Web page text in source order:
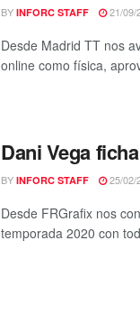
BY INFORC STAFF 21/09/
Desde Madrid TT nos
online como física,
Dani Vega
BY INFORC STAFF 25/02/
Desde FRGrafix nos
temporada 2020 con